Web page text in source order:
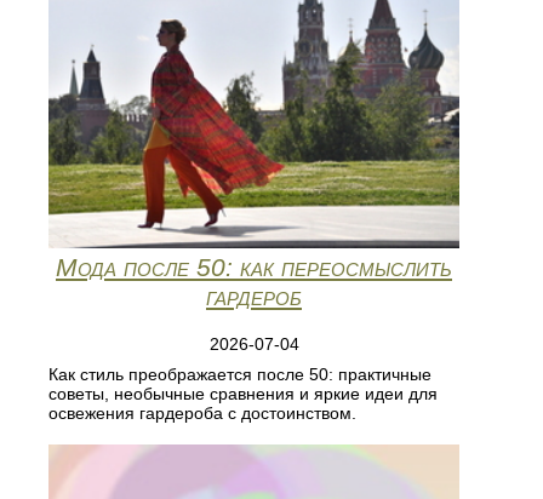
Мода после 50: как переосмыслить
гардероб
2026-07-04
Как стиль преображается после 50: практичные
советы, необычные сравнения и яркие идеи для
освежения гардероба с достоинством.